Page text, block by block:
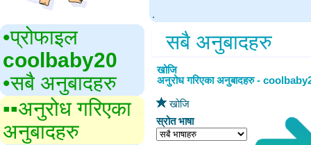
.
•‎प्रोफाइल
coolbaby20
•‎सबै अनुबादहरु
▪▪‎अनुरोध गरिएका
अनुबादहरु
सबै अनुबादहरु
खोजि
अनुरोध गरिएका अनुबादहरु -
खोजि
स्रोत भाषा